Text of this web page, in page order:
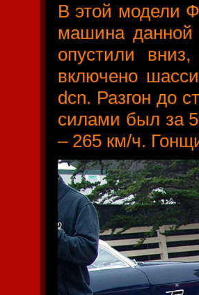
В этой модели
машина данной
опустили
включено
dcn. Разгон до
силами был за
– 265 км/ч.